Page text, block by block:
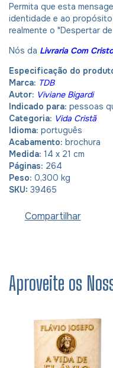
Permita que esta
identidade e ao propósito
realmente o "Despertar
Nós da Livraria Com Cristo
Especificação do
Marca: TDB
Autor: Viviane Bigardi
Indicado para: pessoas
Categoria: Vida Cristã
Idioma: português
Acabamento: brochura
Medida: 14 x 21 cm
Páginas: 264
Peso: 0,300 kg
SKU: 39465
Compartilhar
Aproveite os